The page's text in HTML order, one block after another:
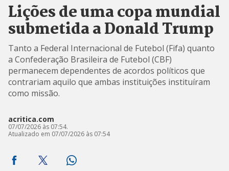
Lições de uma copa mundial
submetida a Donald Trump
Tanto a Federal Internacional de Futebol (Fifa) quanto
a Confederação Brasileira de Futebol (CBF)
permanecem dependentes de acordos políticos que
contrariam aquilo que ambas instituições instituíram
como missão.
acritica.com
07/07/2026 às 07:54.
Atualizado em 07/07/2026 às 07:54